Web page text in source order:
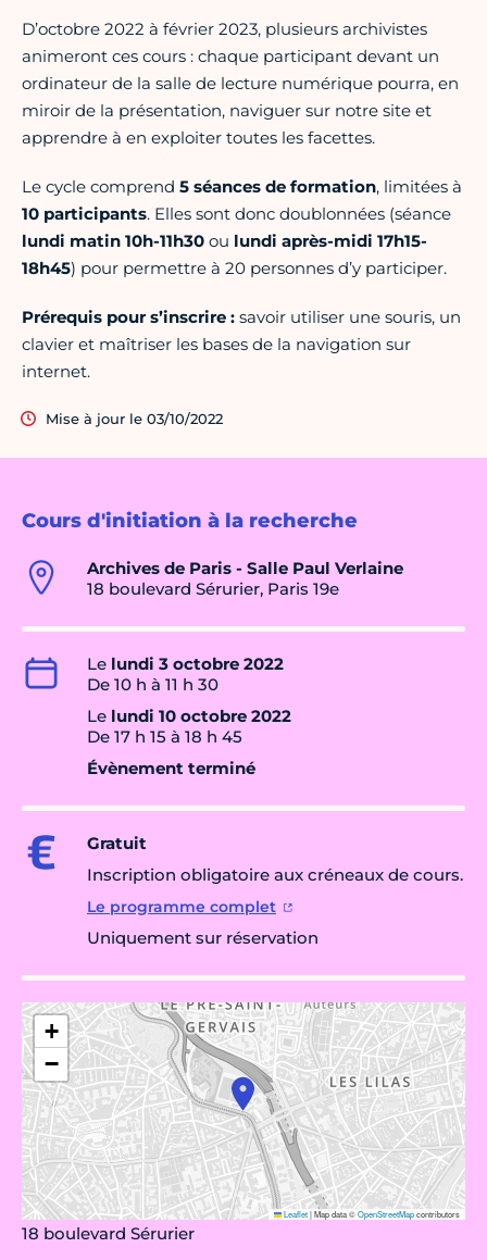
Cours d'initiation à la recherche
Archives de Paris - Salle Paul Verlaine
18 boulevard Sérurier, Paris 19e
Le lundi 3 octobre 2022
De 10 h à 11 h 30
Le lundi 10 octobre 2022
De 17 h 15 à 18 h 45
Évènement terminé
Gratuit
Inscription obligatoire aux créneaux de cours.
Le programme complet
Uniquement sur réservation
+
−
Leaflet|Map data ©OpenStreetMapcontributors
18 boulevard Sérurier
D’octobre 2022 à février 2023, plusieurs archivistes
animeront ces cours : chaque participant devant un
ordinateur de la salle de lecture numérique pourra, en
miroir de la présentation, naviguer sur notre site et
apprendre à en exploiter toutes les facettes.
Le cycle comprend 5 séances de formation, limitées à
10 participants. Elles sont donc doublonnées (séance
lundi matin 10h-11h30 ou lundi après-midi 17h15-
18h45) pour permettre à 20 personnes d’y participer.
Prérequis pour s’inscrire : savoir utiliser une souris, un
clavier et maîtriser les bases de la navigation sur
internet.
Mise à jour le 03/10/2022